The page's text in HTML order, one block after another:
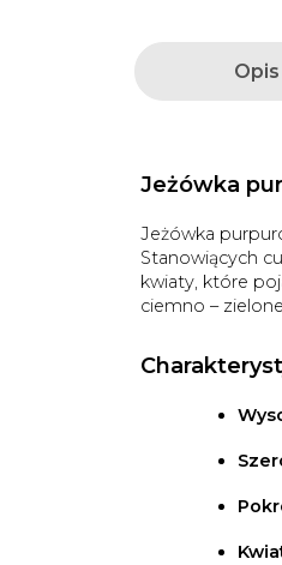
Opis
Jeżówka
Jeżówka
Stanowiących
kwiaty, które
ciemno –